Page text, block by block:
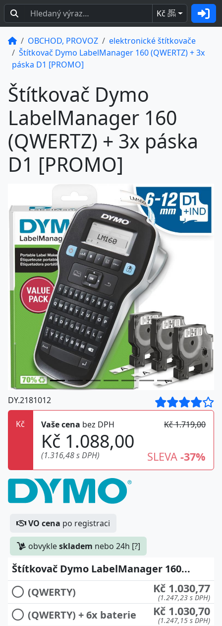
Kč BEZ
DPH
OBCHOD, PROVOZ
elektronické štítkovače
Štítkovač Dymo LabelManager 160 (QWERTZ) + 3x
páska D1 [PROMO]
Štítkovač Dymo
LabelManager 160
(QWERTZ) + 3x páska
D1 [PROMO]
DY.2181012
Kč Vaše cena bez DPH Kč 1.719,00
Kč 1.088,00
(1.316,48 s DPH) SLEVA -37%
VO cena po registraci
obvykleskladem nebo 24h [?]
Štítkovač Dymo LabelManager 160...
(QWERTY)
Kč 1.030,77
(1.247,23 s DPH)
(QWERTY) + 6x baterie Kč 1.030,70
(1.247,15 s DPH)